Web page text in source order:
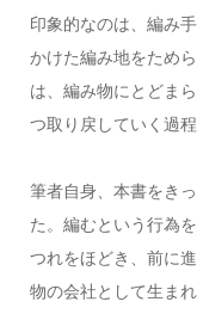
印象的なのは、編み
かけた編み地をため
は、編み物にとどま
つ取り戻していく過
筆者自身、本書をき
た。編むという行為
つれをほどき、前に
物の会社として生ま